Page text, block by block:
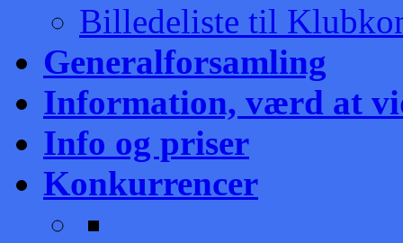
Billedeliste til
Generalforsamling
Information, værd at
Info og priser
Konkurrencer